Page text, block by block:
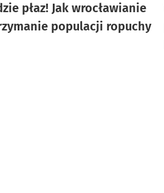
płaz! Jak wrocławianie
populacji ropuchy